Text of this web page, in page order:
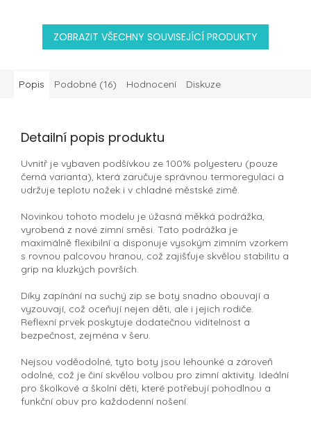
ZOBRAZIT VŠECHNY SOUVISEJÍCÍ PRODUKTY
Popis Podobné (16) Hodnocení Diskuze
Detailní popis produktu
Uvnitř je vybaven podšívkou ze 100% polyesteru (pouze
černá varianta), která zaručuje správnou termoregulaci a
udržuje teplotu nožek i v chladné městské zimě.
Novinkou tohoto modelu je úžasná měkká podrážka,
vyrobená z nové zimní směsi. Tato podrážka je
maximálně flexibilní a disponuje vysokým zimním vzorkem
s rovnou palcovou hranou, což zajišťuje skvělou stabilitu a
grip na kluzkých površích.
Díky zapínání na suchý zip se boty snadno obouvají a
vyzouvají, což oceňují nejen děti, ale i jejich rodiče.
Reflexní prvek poskytuje dodatečnou viditelnost a
bezpečnost, zejména v šeru.
Nejsou voděodolné, tyto boty jsou lehounké a zároveň
odolné, což je činí skvělou volbou pro zimní aktivity. Ideální
pro školkové a školní děti, které potřebují pohodlnou a
funkční obuv pro každodenní nošení.